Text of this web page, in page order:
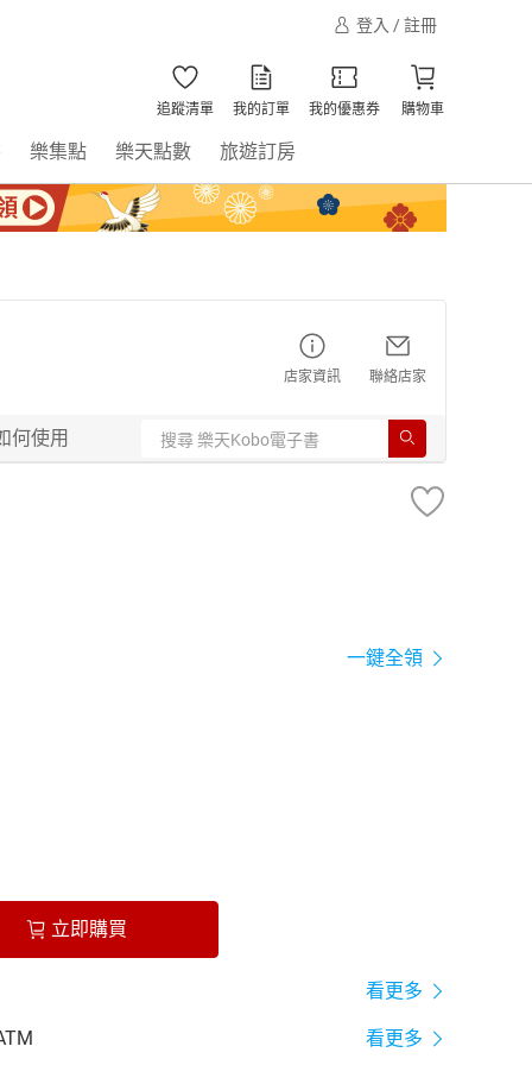
登入 / 註冊
追蹤清單 我的訂單 我的優惠券 購物車
樂集點 樂天點數 旅遊訂房
店家資訊 聯絡店家
何使用
一鍵全領
立即購買
看更多
看更多